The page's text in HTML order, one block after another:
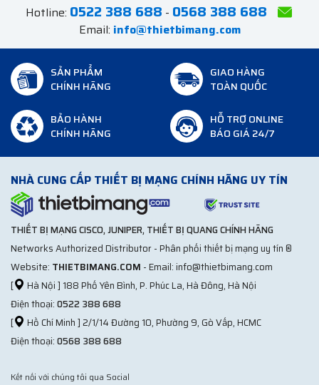
Bộ chuyển đổi DC-DCcủa bộ chuyển đổi công suất cao
220vdc-48vdc 10Ađược thiết kế đặc biệt để đáp ứng
các yêu cầu của tất cả các loại thiết bị thông tin liên lạc
của các bộ phận truyền thông và điện
Bộ chuyển đổi DC-DC
của bộ chuyển đổi công suất cao
là cấu hình lý tưởng cung cấp năng
lượng cho các thiết bị truyền thông của các cấp điện áp
khác nhau
Bộ chuyển đổi DC-DC của bộ chuyển đổi công suất cao
220vdc-48vdc 20Ađược thiết kế đặc biệt để đáp ứng
các yêu cầu của tất cả các loại thiết bị thông tin liên lạc
của bộ phận truyền thông và điện lực.
DC-DC Convertercủa bộ chuyển đổi công suất cao
220vdc-48vdc 20A áp dụng công nghệ chuyển đổi
tần số cao và có nhiều điểm tốt, bao gồm ổn định điện
áp chính xác cao, nhiễu đầu ra thấp, khả năng chống
nhiễu mạnh, âm lượng nhỏ, trọng lượng nhẹ, đẹp bên
ngoài hình dạng, v.v.
220vdc-48vdc 20A
Hotline: 0522 388 688 - 0568 388 688
Email: info@thietbimang.com
SẢN PHẨM
CHÍNH HÃNG
GIAO HÀNG
TOÀN QUỐC
BẢO HÀNH
CHÍNH HÃNG
HỖ TRỢ ONLINE
BÁO GIÁ 24/7
NHÀ CUNG CẤP THIẾT BỊ MẠNG CHÍNH HÃNG UY TÍN
THIẾT BỊ MẠNG CISCO, JUNIPER, THIẾT BỊ QUANG CHÍNH HÃNG
Networks Authorized Distributor - Phân phối thiết bị mạng uy tín ®
Website: THIETBIMANG.COM - Email: info@thietbimang.com
[
Hà Nội ] 188 Phố Yên Bình, P. Phúc La, Hà Đông, Hà Nội
Điện thoại:0522 388 688
[
Hồ Chí Minh ] 2/1/14 Đường 10, Phường 9, Gò Vấp, HCMC
Điện thoại:0568 388 688
Kết nối với chúng tôi qua Social